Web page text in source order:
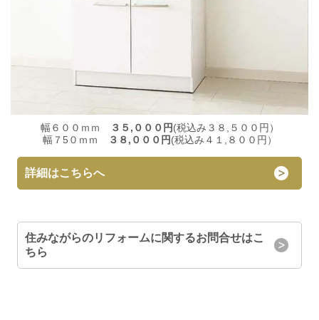
幅６００ｍｍ ３５,０００円(税込み３８,５００円）
幅７5０ｍｍ
３８,０００円(税込み４１,８００円）
詳細はこちらへ
住みながらのリフォームに関するお問合せはこ
ちら